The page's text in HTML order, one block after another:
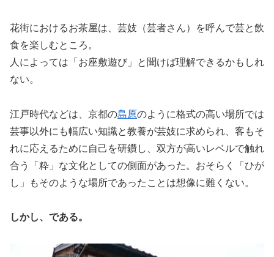
花街におけるお茶屋は、芸妓（芸者さん）を呼んで芸と飲
食を楽しむところ。
人によっては「お座敷遊び」と聞けば理解できるかもしれ
ない。
江戸時代などは、京都の島原のように格式の高い場所では
芸事以外にも幅広い知識と教養が芸妓に求められ、客もそ
れに応えるために自己を研鑽し、双方が高いレベルで触れ
合う「粋」な文化としての側面があった。おそらく「ひが
し」もそのような場所であったことは想像に難くない。
しかし、である。